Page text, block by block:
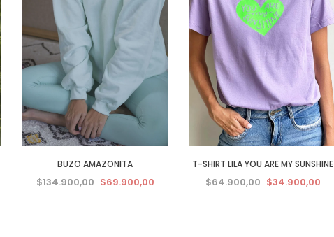
BUZO AMAZONITA
$134.900,00 $69.900,00
T-SHIRT LILA YOU ARE MY SUNSHINE
$64.900,00 $34.900,00